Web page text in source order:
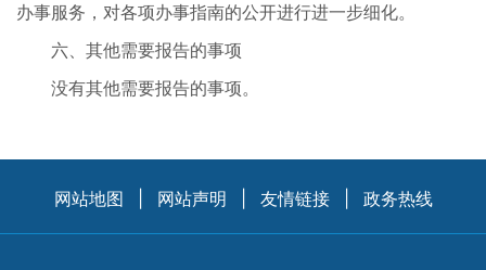
办事服务，对各项办事指南的公开进行进一步细化。
六、其他需要报告的事项
没有其他需要报告的事项。
网站地图 网站声明 友情链接 政务热线